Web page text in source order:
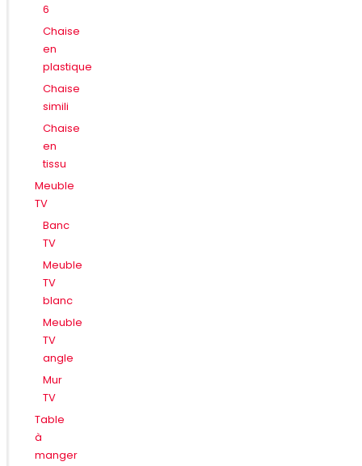
6
Chaise
en
plastique
Chaise
simili
Chaise
en
tissu
Meuble
TV
Banc
TV
Meuble
TV
blanc
Meuble
TV
angle
Mur
TV
Table
à
manger